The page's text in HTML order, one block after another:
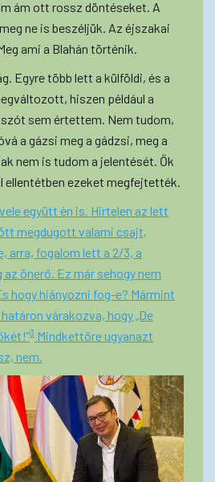
ám ott rossz döntéseket. A
ne is beszéljük. Az éjszakai
ami a Blahán történik.
Egyre több lett a külföldi, és a
hiszen például a
sem értettem. Nem tudom,
a gázsi meg a gádzsi, meg a
nem is tudom a jelentését. Ők
ezeket megfejtették.
együtt én is. Hirtelen az lett
megdugott valami csajt,
arra, fogalom lett a 2/3, a
önerő. Ez már sehogy nem
hogy hiányozni fog-e? Mármint
várakozva, hogy „De
3 Mindkettőre ugyanazt
nem.